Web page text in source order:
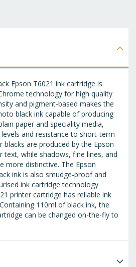
Epson T6021 ink cartridge is
technology for high quality
and pigment-based makes the
black ink capable of producing
paper and speciality media,
and resistance to short-term
blacks are produced by the Epson
text, while shadows, fine lines, and
more distinctive. The Epson
ink is also smudge-proof and
ink cartridge technology
printer cartridge has reliable ink
110ml of black ink, the
can be changed on-the-fly to